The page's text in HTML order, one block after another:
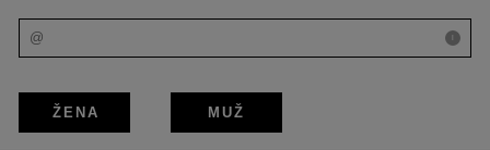
i
ŽENA MUŽ